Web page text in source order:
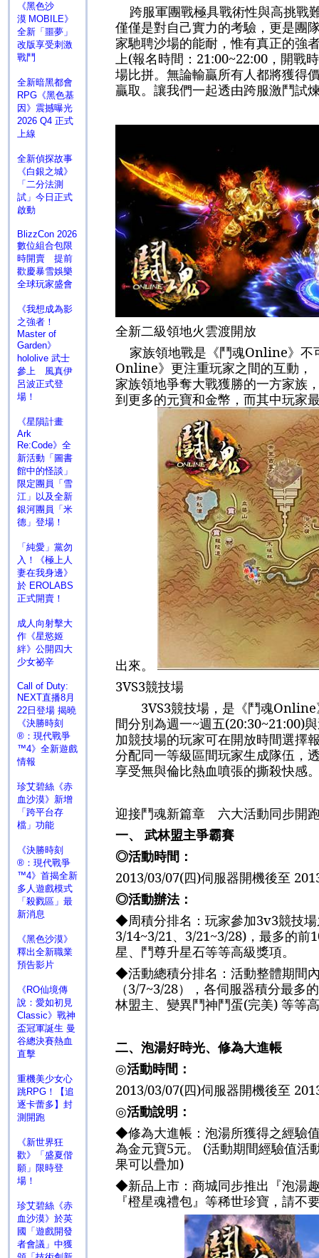
《黑色沙
漠 MOBILE》
全新「噩夢」
改版享受刺激
戰鬥
全新暗黑都會
RPG《黑色基
因》震撼曝光
2026 Q4 正式
上線
全新偵探故事
《白銀之城》
「二分法測
試」今日正式
啟動
BlizzCon 2026
數位組合包限
時開賣 提前
歡慶暴雪娛樂
全球玩家盛會
《我想成為影
之強者！
Master of
Garden》
hololive 武士
參上 風真伊
呂波正式登
場！
《星隕計畫
Ark
Re:Code》全
新活動「圖書
館中的怪談」
限定團員「雪
江」以及全新
銀河團員「米
德」登場！
「純愛」黨勿
入！《極上人
妻在我身邊》
於 EROLABS
正式開賣！
成人向射擊大
作《星慾姬
絆》公開四大
少女祕辛
Call of Duty:
NEXT直播8月
22日登場 揭曉
《決勝時刻
®：現代戰爭
™4》全新遊戲
情報
珍艾碧絲《赤
血沙漠》新增
「跨平台存
檔」功能
《決勝時刻
®：現代戰爭
™4》首揭全新
多人遊戲模式
「殺戮區」最
新消息
《黑色沙漠》
釋出全新職業
預告影片
《RO仙境傳
說：愛如初見
Classic》戰神
盃冠軍誕生 曼
谷總決賽熱血
直擊
重機美少女心
跳RPG！【追
逐卡蕾多】封
測開跑
《新世界狂
歡》「盛夏偕
願」限時登
場！
珍艾碧絲《赤
血沙漠》於英
國「遊戲開發
者會議」中獲
跨服軍團戰極具戰術性與高挑戰
僅僅是對自己實力的考驗，更是團
家馳聘沙場的能耐，惟有真正的強
上(報名時間： 21:00~22:00 ，開戰
場比拼。無論輸贏所有人都將獲得
贏取。讓我們一起透由跨服激鬥試
全新二級領地火雲渡開放
家族領地戰是《鬥魂Online》不
Online》更注重玩家之間的互動
家族領地爭奪大戰獲勝的一方家族
到更多的元寶和金幣，而其中玩家
出來。
3VS3競技場
3VS3競技場，是《鬥魂Online
間分別為週一~週五(20:30~21:00)
加競技場的玩家可在開放時間選擇
分配同一等級區間玩家生成隊伍，
享受無與倫比熱血噴張的撕殺快感
迎接鬥魂新篇章 六大活動同步開
一、
武林盟主爭霸賽
◎活動時間：
2013/03/07(四)伺服器開機後至
◎活動辦法：
◆周積分排名： 玩家參加3v3競技
3/14~3/21、 3/21~3/28) ，最多的前
星、鬥尊升星石等等高級獎項。
◆活動總積分排名：活動整體期間
（3/7~3/28），各伺服器積分最多
林盟主、變異鬥神鬥蛋(完美) 等等
二、泡湯好時光、修為大進帳
◎活動時間：
2013/03/07(四)伺服器開機後至
◎活動說明：
◆修為大進帳：泡湯所獲得之經驗
為金元寶5元。 (活動期間經驗值活
果可以疊加)
◆新品上市： 商城同步推出『泡湯
『橙星魂禮包』等稀世珍寶，請不